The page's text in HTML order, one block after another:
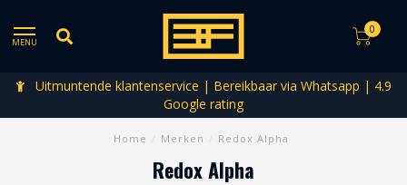
MENU
0
Uitmuntende klantenservice | Bereikbaar via Whatsapp | 4.9
Google rating
Home Merken Redox Alpha
Redox Alpha